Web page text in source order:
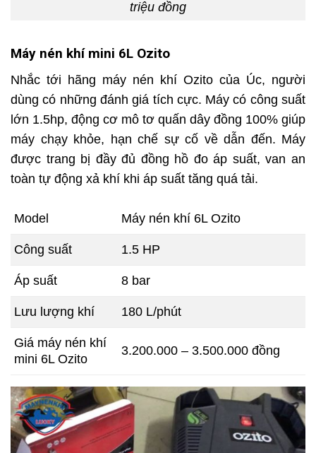
triệu đồng
Máy nén khí mini 6L Ozito
Nhắc tới hãng máy nén khí Ozito của Úc, người
dùng có những đánh giá tích cực. Máy có công suất
lớn 1.5hp, động cơ mô tơ quấn dây đồng 100% giúp
máy chạy khỏe, hạn chế sự cố về dẫn đến. Máy
được trang bị đầy đủ đồng hồ đo áp suất, van an
toàn tự động xả khí khi áp suất tăng quá tải.
Model Máy nén khí 6L Ozito
Công suất 1.5 HP
Áp suất 8 bar
Lưu lượng khí 180 L/phút
Giá máy nén khí
mini 6L Ozito
3.200.000 – 3.500.000 đồng